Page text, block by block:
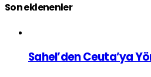
Son eklenenler
Sahel’den Ceuta’ya